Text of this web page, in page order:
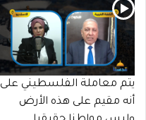
يتم معاملة الفلسطيني على
أنه مقيم على هذه الأرض